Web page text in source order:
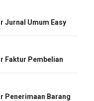
Jurnal Umum Easy
Faktur Pembelian
Penerimaan Barang